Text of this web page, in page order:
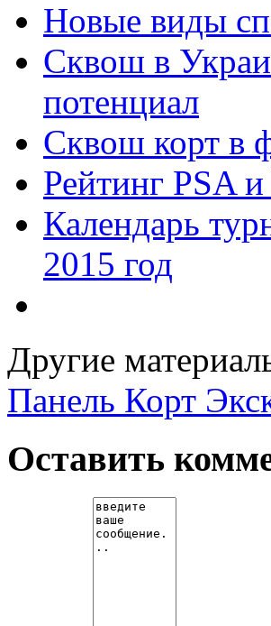
Новые виды
Сквош в
потенциал
Сквош корт в
Рейтинг PSA
Календарь
2015 год
Другие
Панель Корт
Оставить